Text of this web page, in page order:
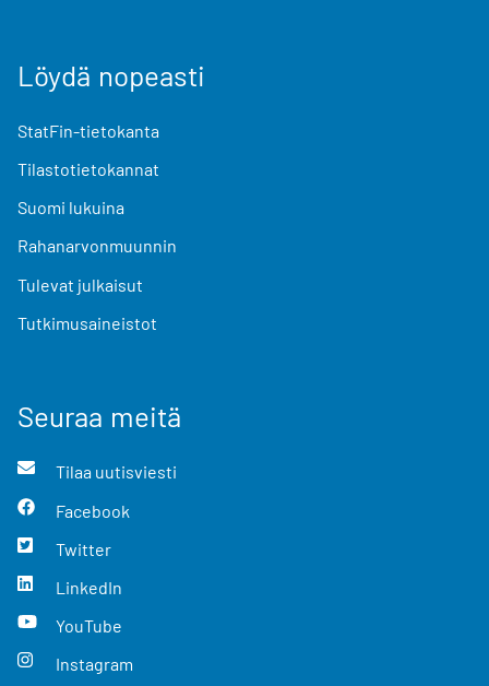
Löydä nopeasti
StatFin-tietokanta
Tilastotietokannat
Suomi lukuina
Rahanarvonmuunnin
Tulevat julkaisut
Tutkimusaineistot
Seuraa meitä
Tilaa uutisviesti
Facebook
Twitter
LinkedIn
YouTube
Instagram